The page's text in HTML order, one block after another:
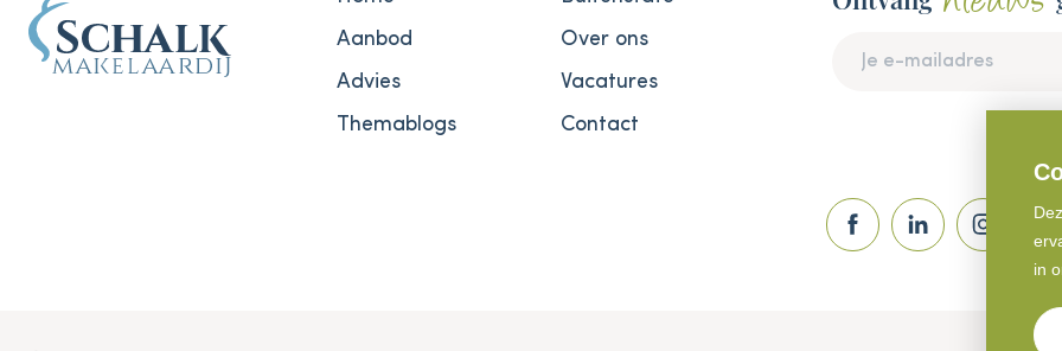
in
Aanbod
Advies
Themablogs
Over ons
Vacatures
Contact